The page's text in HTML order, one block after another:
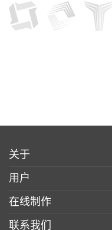
关于
用户
在线制作
联系我们